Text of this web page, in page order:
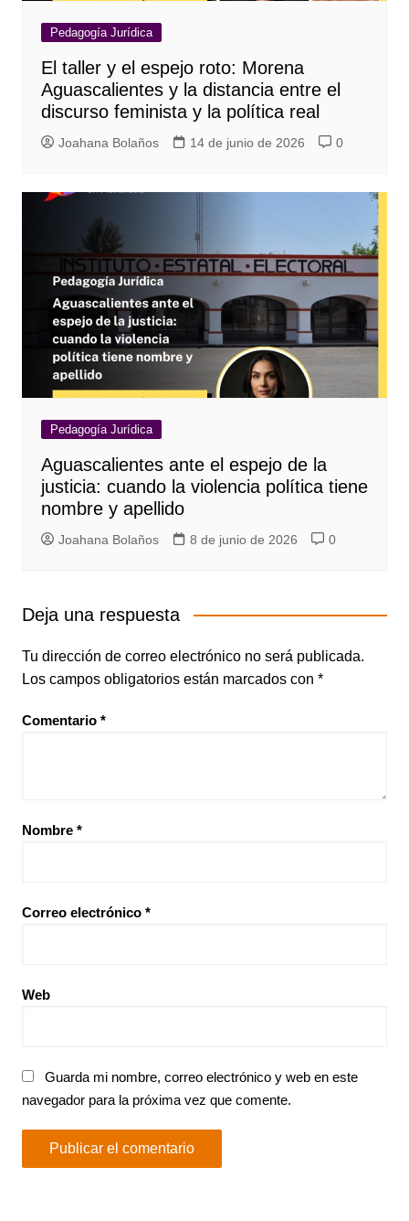
Pedagogía Jurídica
El taller y el espejo roto: Morena
Aguascalientes y la distancia entre el
discurso feminista y la política real
Joahana Bolaños 14 de junio de 2026 0
Pedagogía Jurídica
Aguascalientes ante el espejo de la
justicia: cuando la violencia política tiene
nombre y apellido
Joahana Bolaños 8 de junio de 2026 0
Deja una respuesta
Tu dirección de correo electrónico no será publicada.
Los campos obligatorios están marcados con *
Comentario *
Nombre *
Correo electrónico *
Web
Guarda mi nombre, correo electrónico y web en este
navegador para la próxima vez que comente.